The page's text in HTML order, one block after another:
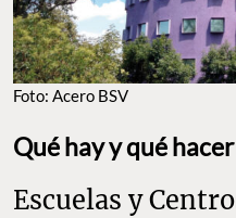
Foto: Acero BSV
Qué hay y qué
Escuelas y